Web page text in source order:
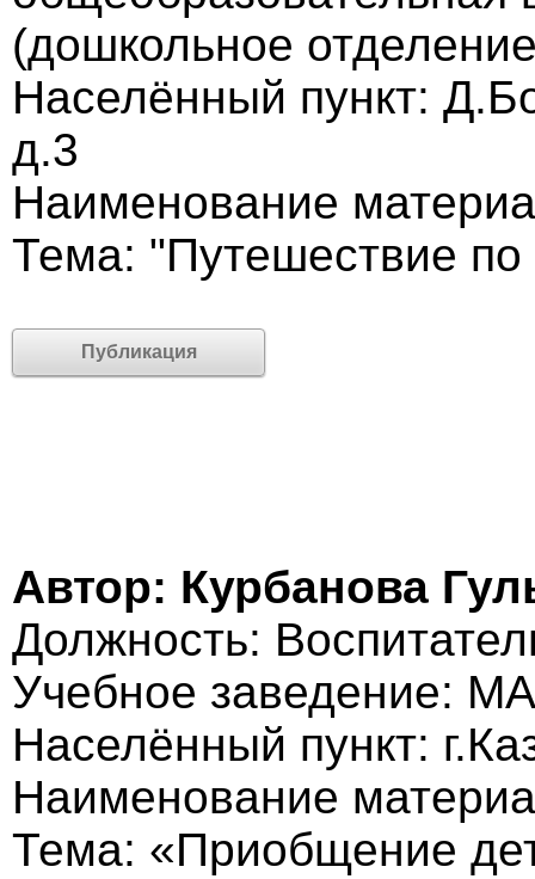
(дошкольное
Населённый пункт:
д.3
Наименование
Тема: "Путешествие по
Публикация
Автор: Курбанова
Должность:
Учебное заведение:
Населённый пункт:
Наименование
Тема: «Приобщение